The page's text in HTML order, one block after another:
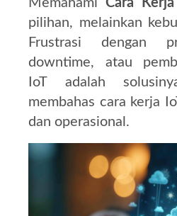
MemahamiCara Kerja
pilihan, melainkan
Frustrasi dengan
downtime, atau
IoT adalah
membahas cara kerja
dan operasional.